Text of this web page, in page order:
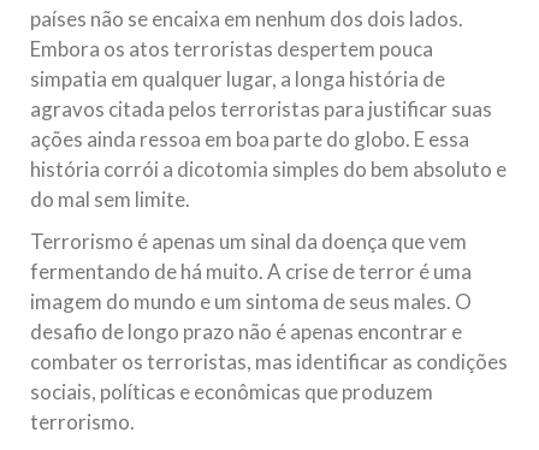
países não se encaixa em nenhum dos dois lados.
Embora os atos terroristas despertem pouca
simpatia em qualquer lugar, a longa história de
agravos citada pelos terroristas para justificar suas
ações ainda ressoa em boa parte do globo. E essa
história corrói a dicotomia simples do bem absoluto e
do mal sem limite.
Terrorismo é apenas um sinal da doença que vem
fermentando de há muito. A crise de terror é uma
imagem do mundo e um sintoma de seus males. O
desafio de longo prazo não é apenas encontrar e
combater os terroristas, mas identificar as condições
sociais, políticas e econômicas que produzem
terrorismo.